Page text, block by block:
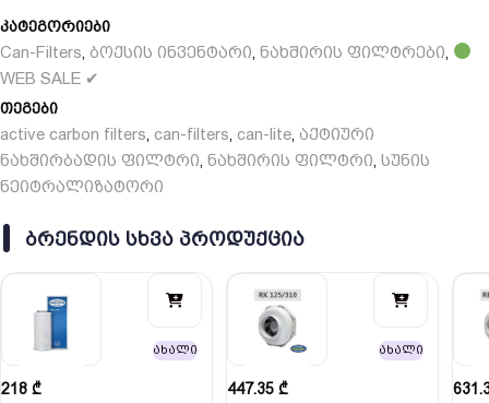
მაქსიმალური ტევადობა Can-Lite 2000 მ3/სთ
ორიგინალური ბადის ნიმუში ჰაერის ეფექტური
ნაკადისთვის
მრავალშრიანი წინასწარი ფილტრი ნახშირბადის
უკეთესი დაცვისთვის
ყველაზე მეტი გააქტიურებული ნახშირბადი სმ2-ზე
უკეთესი ადსორბციისთვის
კატეგორიები
Can-Filters, ბოქსის ინვენტარი, ნახშირის ფილტრები,
WEB SALE ✔
თეგები
active carbon filters, can-filters, can-lite, აქტიური
ნახშირბადის ფილტრი, ნახშირის ფილტრი, სუნის
ნეიტრალიზატორი
ᲑᲠᲔᲜᲓᲘᲡ ᲡᲮᲕᲐ ᲞᲠᲝᲓᲣᲥᲪᲘᲐ
ახალი
218 ₾
ახალი
447.35 ₾